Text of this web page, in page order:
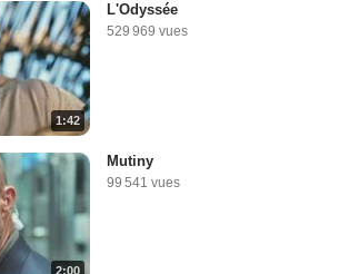
1:42
L'Odyssée
529 969 vues
2:00
Mutiny
99 541 vues